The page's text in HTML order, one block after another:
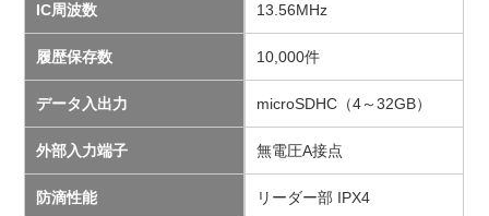
IC周波数 13.56MHz
履歴保存数 10,000件
データ入出力 microSDHC（4～32GB）
外部入力端子 無電圧A接点
防滴性能 リーダー部 IPX4